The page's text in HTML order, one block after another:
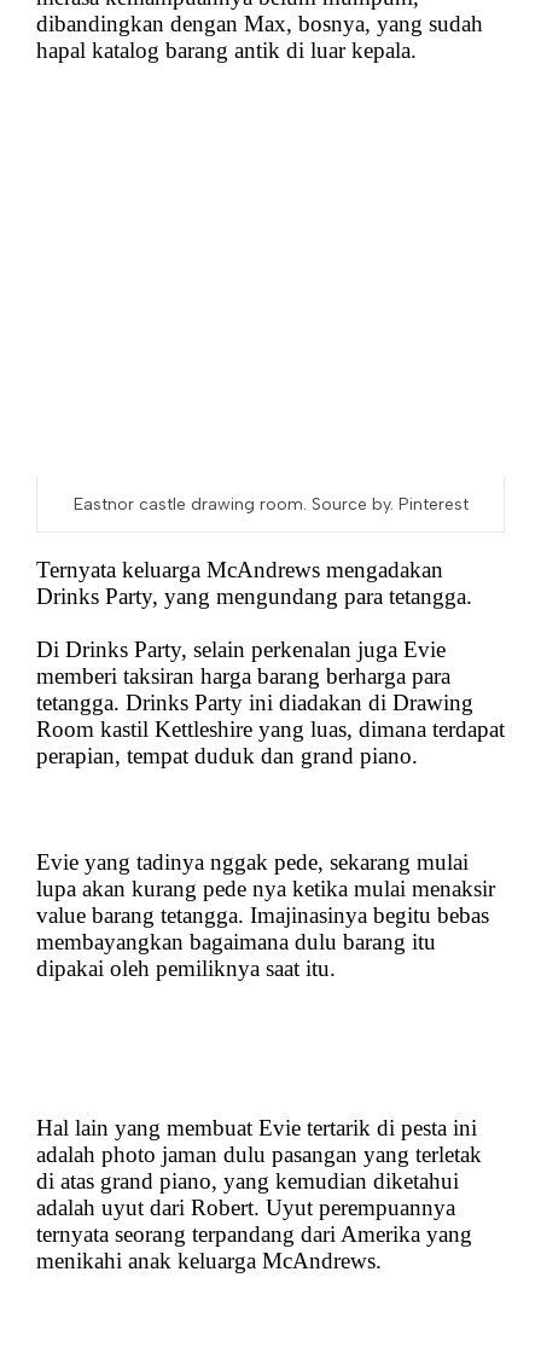
dibandingkan dengan Max, bosnya, yang sudah
hapal katalog barang antik di luar kepala.
Eastnor castle drawing room. Source by. Pinterest
Ternyata keluarga McAndrews mengadakan
Drinks Party, yang mengundang para tetangga.
Di Drinks Party, selain perkenalan juga Evie
memberi taksiran harga barang berharga para
tetangga. Drinks Party ini diadakan di Drawing
Room kastil Kettleshire yang luas, dimana terdapat
perapian, tempat duduk dan grand piano.
Evie yang tadinya nggak pede, sekarang mulai
lupa akan kurang pede nya ketika mulai menaksir
value barang tetangga. Imajinasinya begitu bebas
membayangkan bagaimana dulu barang itu
dipakai oleh pemiliknya saat itu.
Hal lain yang membuat Evie tertarik di pesta ini
adalah photo jaman dulu pasangan yang terletak
di atas grand piano, yang kemudian diketahui
adalah uyut dari Robert. Uyut perempuannya
ternyata seorang terpandang dari Amerika yang
menikahi anak keluarga McAndrews.